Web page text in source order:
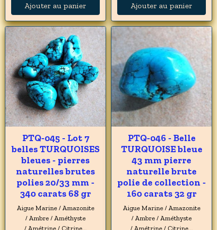
Ajouter au panier Ajouter au panier
PTQ-045 - Lot 7
belles TURQUOISES
bleues - pierres
naturelles brutes
polies 20/33 mm -
340 carats 68 gr
Aigue Marine / Amazonite
/ Ambre / Améthyste
/ Amétrine / Citrine...
PTQ-046 - Belle
TURQUOISE bleue
43 mm pierre
naturelle brute
polie de collection -
160 carats 32 gr
Aigue Marine / Amazonite
/ Ambre / Améthyste
/ Amétrine / Citrine...